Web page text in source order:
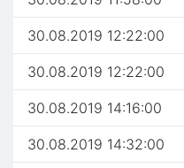
30.08.2019 12:22:00
30.08.2019 12:22:00
30.08.2019 14:16:00
30.08.2019 14:32:00